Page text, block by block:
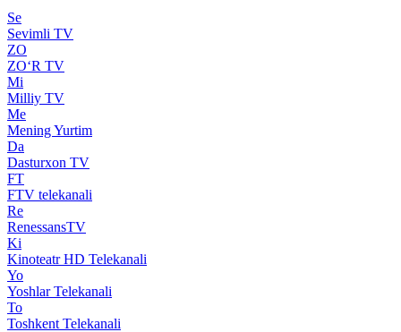
Se
Sevimli TV
ZO
ZO‘R TV
Mi
Milliy TV
Me
Mening Yurtim
Da
Dasturxon TV
FT
FTV telekanali
Re
RenessansTV
Ki
Kinoteatr HD Telekanali
Yo
Yoshlar Telekanali
To
Toshkent Telekanali